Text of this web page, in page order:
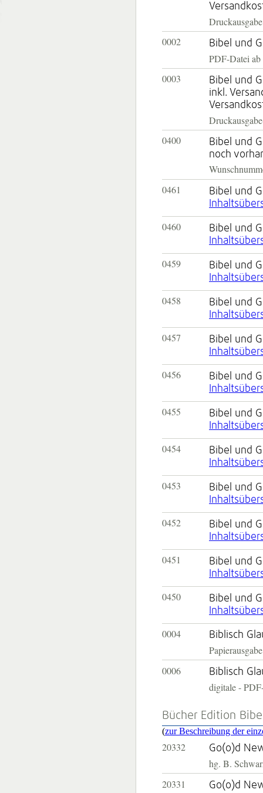
0002
Bibel und
PDF-Datei ab
0003
Bibel und
inkl.
0400
Bibel und
noch
0461
Bibel und
0460
Bibel und
0459
Bibel und
0458
Bibel und
0457
Bibel und
0456
Bibel und
0455
Bibel und
0454
Bibel und
0453
Bibel und
0452
Bibel und
0451
Bibel und
0450
Bibel und
0004 Biblisch
0006
Biblisch
digitale -
Bücher Edition
(zur Beschreibung der
20332 Go(o)d
hg. B.
20331
Go(o)d